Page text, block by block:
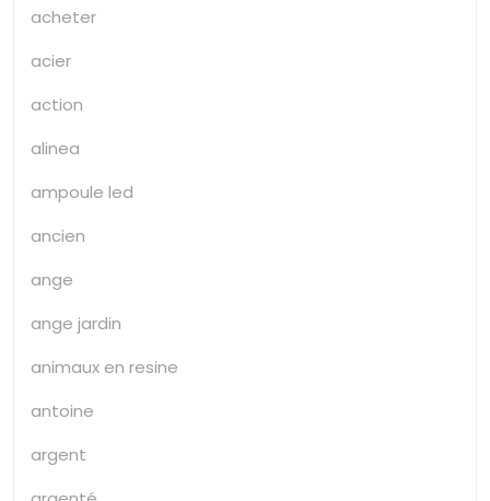
acheter
acier
action
alinea
ampoule led
ancien
ange
ange jardin
animaux en resine
antoine
argent